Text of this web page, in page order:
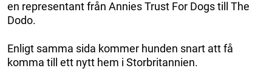
en representant från Annies Trust For Dogs till The
Dodo.
Enligt samma sida kommer hunden snart att få
komma till ett nytt hem i Storbritannien.